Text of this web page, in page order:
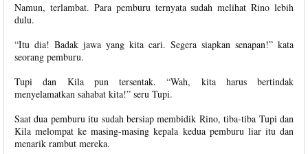
Namun, terlambat. Para pemburu ternyata sudah melihat Rino lebih
dulu.
“Itu dia! Badak jawa yang kita cari. Segera siapkan senapan!” kata
seorang pemburu.
Tupi dan Kila pun tersentak. “Wah, kita harus bertindak
menyelamatkan sahabat kita!” seru Tupi.
Saat dua pemburu itu sudah bersiap membidik Rino, tiba-tiba Tupi dan
Kila melompat ke masing-masing kepala kedua pemburu liar itu dan
menarik rambut mereka.